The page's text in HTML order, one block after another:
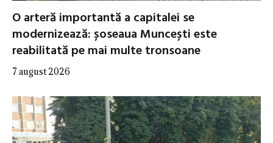
O arteră importantă a capitalei se
modernizează: șoseaua Muncești este
reabilitată pe mai multe tronsoane
7 august 2026